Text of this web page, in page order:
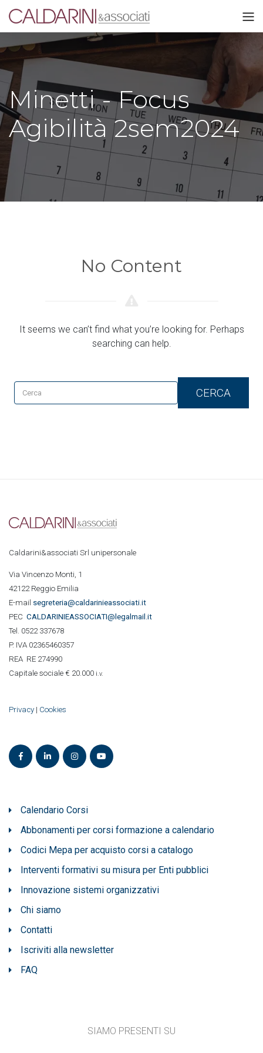
Minetti - Focus
Agibilità 2sem2024
No Content
It seems we can’t find what you’re looking for. Perhaps
searching can help.
CERCA
Caldarini&associati Srl unipersonale
Via Vincenzo Monti, 1
42122 Reggio Emilia
E-mail segreteria@caldarinieassociati.it
PEC CALDARINIEASSOCIATI@legalmail.it
Tel. 0522 337678
P. IVA 02365460357
REA RE 274990
Capitale sociale € 20.000 i.v.
Privacy | Cookies
Calendario Corsi
Abbonamenti per corsi formazione a calendario
Codici Mepa per acquisto corsi a catalogo
Interventi formativi su misura per Enti pubblici
Innovazione sistemi organizzativi
Chi siamo
Contatti
Iscriviti alla newsletter
FAQ
SIAMO PRESENTI SU